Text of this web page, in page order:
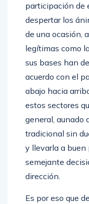
participación de
despertar los
de una ocasión,
legítimas como
sus bases han
acuerdo con el
abajo hacia
estos sectores
general, aunado
tradicional sin
y llevarla a buen
semejante
dirección.
Es por eso que